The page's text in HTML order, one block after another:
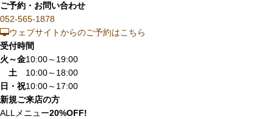
ご予約・お問い合わせ
052-565-1878
ウェブサイトからのご予約はこちら
受付時間
火～金10:00～19:00
土
10:00～18:00
日・祝10:00～17:00
新規ご来店の方
ALLメニュー20%OFF!